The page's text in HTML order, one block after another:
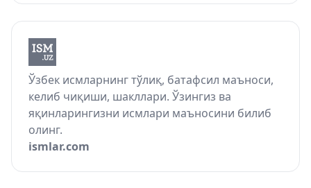
Ўзбек исмларнинг тўлиқ, батафсил маъноси,
келиб чиқиши, шакллари. Ўзингиз ва
яқинларингизни исмлари маъносини билиб
олинг.
ismlar.com